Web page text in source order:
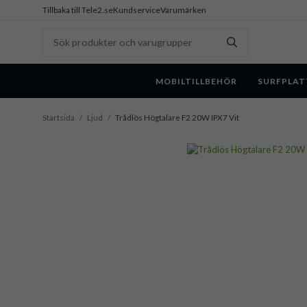
Tillbaka till Tele2.seKundserviceVarumärken
MOBILTILLBEHÖR
Startsida / Ljud / Trådlös Högtalare F2 20W IPX7 Vit